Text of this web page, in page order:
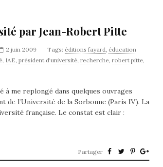
par Jean-Robert Pitte
2 juin 2009 Tags: éditions fayard, éducation
, IAE, président d'université, recherche, robert pitte,
à me replongé dans quelques ouvrages
l’Université de la Sorbonne (Paris IV). La
française. Le constat est clair :
Partager